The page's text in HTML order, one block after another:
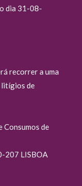
dia 31-08-
recorrer a uma
litígios de
de
207 LISBOA